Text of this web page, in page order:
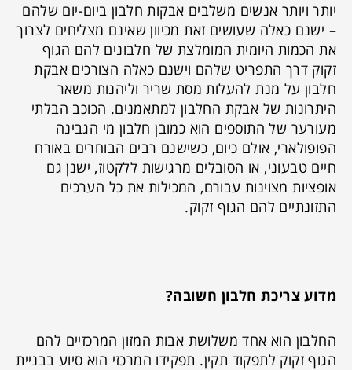
יותר ויותר אנשים משלבים אבקות חלבון ביום-יום שלהם
– ישנם כאלה שעושים זאת מכיוון שאינם מצליחים לצרוך
את הכמות היומית המומלצת של חלבונים להם הגוף
זקוק דרך התפריט שלהם וישנם כאלה הצורכים אבקת
חלבון על מנת להעלות מסת שריר וליהנות משאר
היתרונות של אבקת החלבון למתאמנים. הכוכב הבלתי
מעורער של התוספים הוא כמובן חלבון מי הגבינה
הפופולארי, אולם כיום, כשישנם רבים הבוחרים באורח
חיים טבעוני, או הסובלים מרגישות ללקטוז, ישנן גם
אופציות מצוינות עבורם, המכילות את כל הערכים
התזונתיים להם הגוף זקוק.
מדוע צריכת חלבון חשובה?
החלבון הוא אחד משלושת אבות המזון המרכזיים להם
הגוף זקוק לתפקוד תקין. תפקידו המרכזי הוא סיוע בבניית